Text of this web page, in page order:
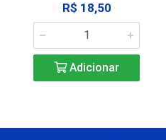
R$ 18,50
Adicionar